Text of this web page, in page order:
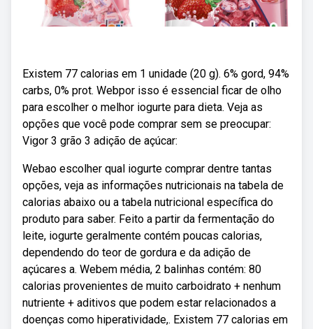
Existem 77 calorias em 1 unidade (20 g). 6% gord, 94%
carbs, 0% prot. Webpor isso é essencial ficar de olho
para escolher o melhor iogurte para dieta. Veja as
opções que você pode comprar sem se preocupar:
Vigor 3 grão 3 adição de açúcar:
Webao escolher qual iogurte comprar dentre tantas
opções, veja as informações nutricionais na tabela de
calorias abaixo ou a tabela nutricional específica do
produto para saber. Feito a partir da fermentação do
leite, iogurte geralmente contém poucas calorias,
dependendo do teor de gordura e da adição de
açúcares a. Webem média, 2 balinhas contém: 80
calorias provenientes de muito carboidrato + nenhum
nutriente + aditivos que podem estar relacionados a
doenças como hiperatividade,. Existem 77 calorias em